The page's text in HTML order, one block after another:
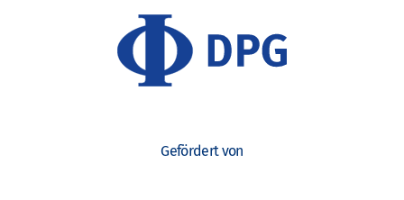
Gefördert von